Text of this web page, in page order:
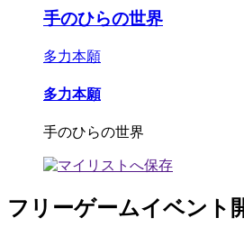
手のひらの世界
多力本願
多力本願
手のひらの世界
フリーゲームイベント